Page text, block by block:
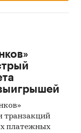
в разрезе
активность,
и цен.
на
транзакций
платежных